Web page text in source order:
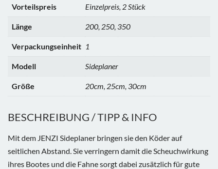
Vorteilspreis Einzelpreis, 2 Stück
Länge 200, 250, 350
Verpackungseinheit 1
Modell Sideplaner
Größe 20cm, 25cm, 30cm
BESCHREIBUNG / TIPP & INFO
Mit dem JENZI Sideplaner bringen sie den Köder auf
seitlichen Abstand. Sie verringern damit die Scheuchwirkung
ihres Bootes und die Fahne sorgt dabei zusätzlich für gute